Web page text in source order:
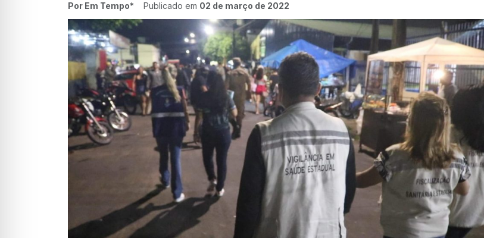
Por Em Tempo* Publicado em 02 de março de 2022